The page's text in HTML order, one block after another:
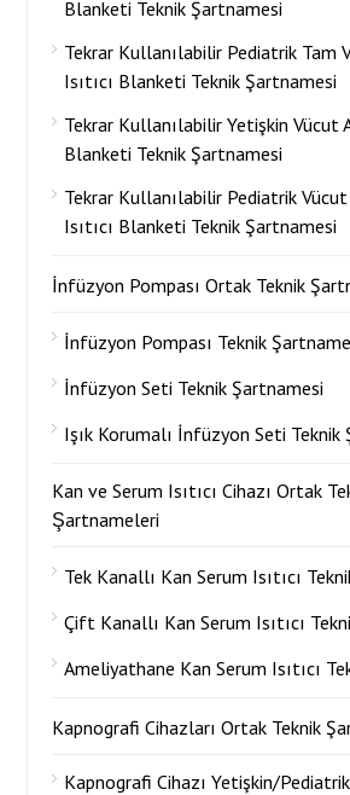
Blanketi Teknik Şartnamesi
Tekrar Kullanılabilir Pediatrik Tam
Isıtıcı Blanketi Teknik Şartnamesi
Tekrar Kullanılabilir Yetişkin Vücut
Blanketi Teknik Şartnamesi
Tekrar Kullanılabilir Pediatrik
Isıtıcı Blanketi Teknik Şartnamesi
İnfüzyon Pompası Ortak Teknik
İnfüzyon Pompası Teknik
İnfüzyon Seti Teknik Şartnamesi
Işık Korumalı İnfüzyon Seti Teknik
Kan ve Serum Isıtıcı Cihazı Ortak
Şartnameleri
Tek Kanallı Kan Serum Isıtıcı
Çift Kanallı Kan Serum Isıtıcı
Ameliyathane Kan Serum Isıtıcı
Kapnografi Cihazları Ortak Teknik
Kapnografi Cihazı Yetişkin/